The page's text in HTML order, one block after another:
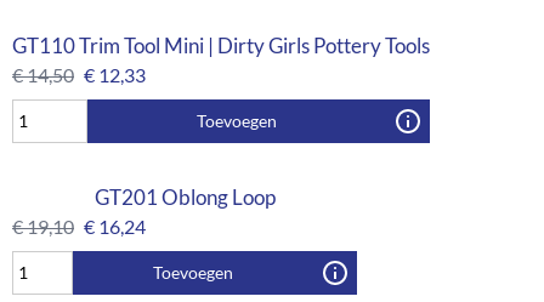
GT110 Trim Tool Mini | Dirty Girls Pottery Tools
€14,50 € 12,33
Toevoegen
GT201 Oblong Loop
€19,10 € 16,24
Toevoegen